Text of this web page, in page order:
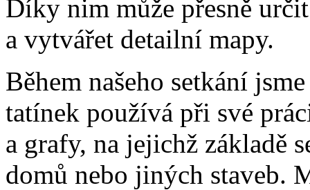
Díky nim může přesně
a vytvářet detailní mapy.
Během našeho setkání
tatínek používá při své
a grafy, na jejichž základě
domů nebo jiných staveb.